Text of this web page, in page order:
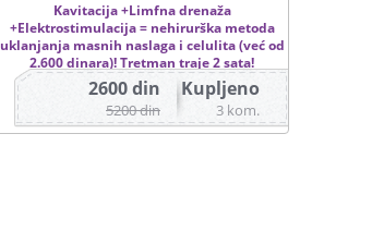
Kavitacija +Limfna drenaža
+Elektrostimulacija = nehirurška metoda
uklanjanja masnih naslaga i celulita (već od
2.600 dinara)! Tretman traje 2 sata!
Kupljeno
3 kom.
2600 din
5200 din